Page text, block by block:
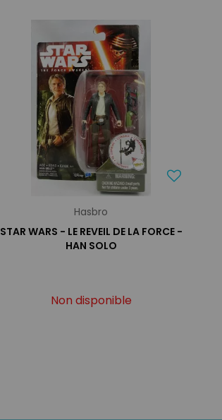
Hasbro
STAR WARS - LE REVEIL DE LA FORCE -
HAN SOLO
Non disponible